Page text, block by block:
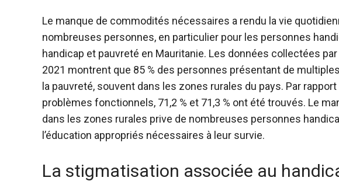
Le manque de commodités nécessaires a rendu la vie
nombreuses personnes, en particulier pour les personnes
handicap et pauvreté en Mauritanie. Les données collectées
2021 montrent que 85 % des personnes présentant de
la pauvreté, souvent dans les zones rurales du pays. Par
problèmes fonctionnels, 71,2 % et 71,3 % ont été trouvés. Le
dans les zones rurales prive de nombreuses personnes
l’éducation appropriés nécessaires à leur survie.
La stigmatisation associée au